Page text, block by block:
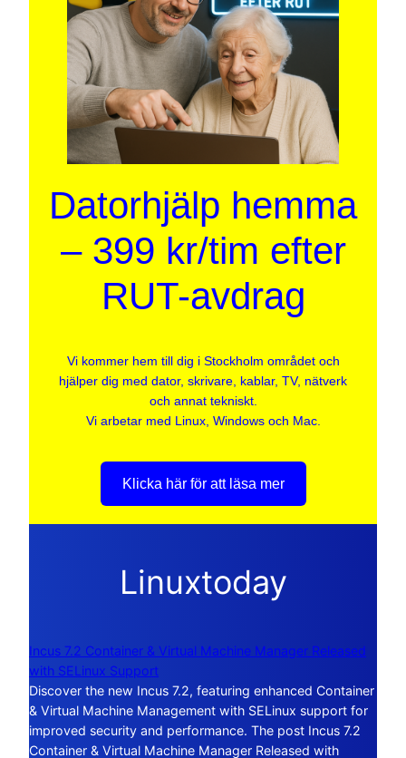
Datorhjälp hemma
– 399 kr/tim efter
RUT-avdrag
Vi kommer hem till dig i Stockholm området och
hjälper dig med dator, skrivare, kablar, TV, nätverk
och annat tekniskt.
Vi arbetar med Linux, Windows och Mac.
Klicka här för att läsa mer
Linuxtoday
Incus 7.2 Container & Virtual Machine Manager Released
with SELinux Support
Discover the new Incus 7.2, featuring enhanced Container
& Virtual Machine Management with SELinux support for
improved security and performance. The post Incus 7.2
Container & Virtual Machine Manager Released with